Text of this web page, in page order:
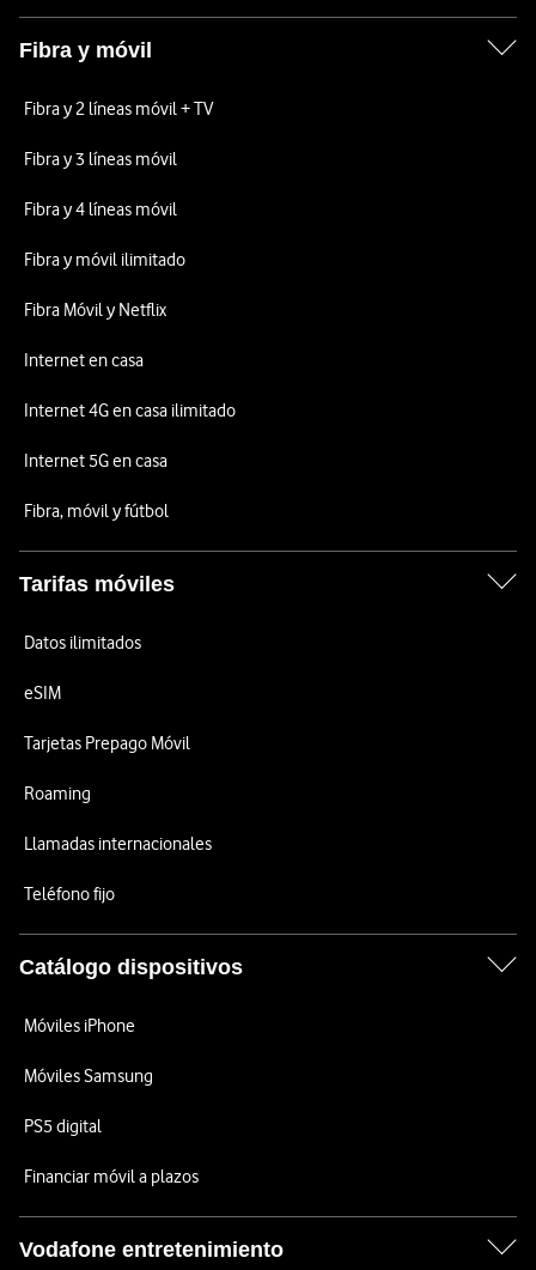
Fibra y móvil
Fibra y 2 líneas móvil + TV
Fibra y 3 líneas móvil
Fibra y 4 líneas móvil
Fibra y móvil ilimitado
Fibra Móvil y Netflix
Internet en casa
Internet 4G en casa ilimitado
Internet 5G en casa
Fibra, móvil y fútbol
Tarifas móviles
Datos ilimitados
eSIM
Tarjetas Prepago Móvil
Roaming
Llamadas internacionales
Teléfono fijo
Catálogo dispositivos
Móviles iPhone
Móviles Samsung
PS5 digital
Financiar móvil a plazos
Vodafone entretenimiento